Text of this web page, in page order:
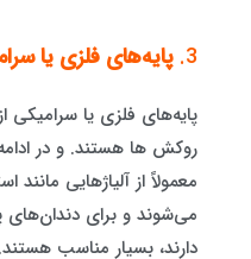
3. پایه‌های فلزی یا
پایه‌های فلزی یا سرامیکی
روکش ها هستند. و در
معمولاً از آلیاژهایی
می‌شوند و برای دندان‌های
دارند، بسیار مناسب